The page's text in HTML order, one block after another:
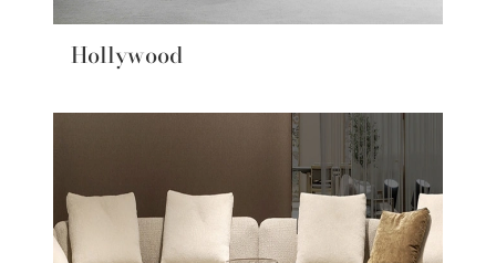
Hollywood